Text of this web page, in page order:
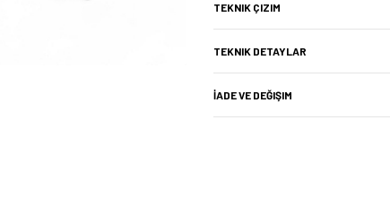
TEKNIK ÇIZIM
TEKNIK DETAYLAR
İADE VE DEĞIŞIM